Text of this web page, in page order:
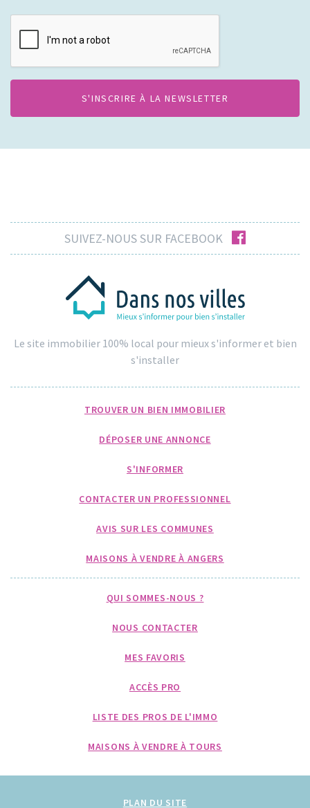
CAPTCHA
SUIVEZ-NOUS SUR FACEBOOK facebook
Le site immobilier 100% local pour mieux s'informer et bien
s'installer
TROUVER UN BIEN IMMOBILIER
DÉPOSER UNE ANNONCE
S'INFORMER
CONTACTER UN PROFESSIONNEL
AVIS SUR LES COMMUNES
MAISONS À VENDRE À ANGERS
QUI SOMMES-NOUS ?
NOUS CONTACTER
MES FAVORIS
ACCÈS PRO
LISTE DES PROS DE L'IMMO
MAISONS À VENDRE À TOURS
PLAN DU SITE